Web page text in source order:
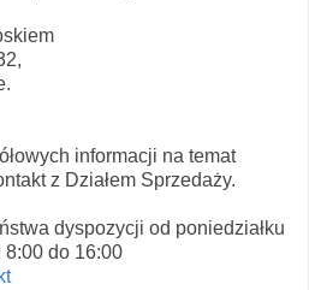
informacji na temat
z Działem Sprzedaży.
dyspozycji od poniedziałku
do 16:00